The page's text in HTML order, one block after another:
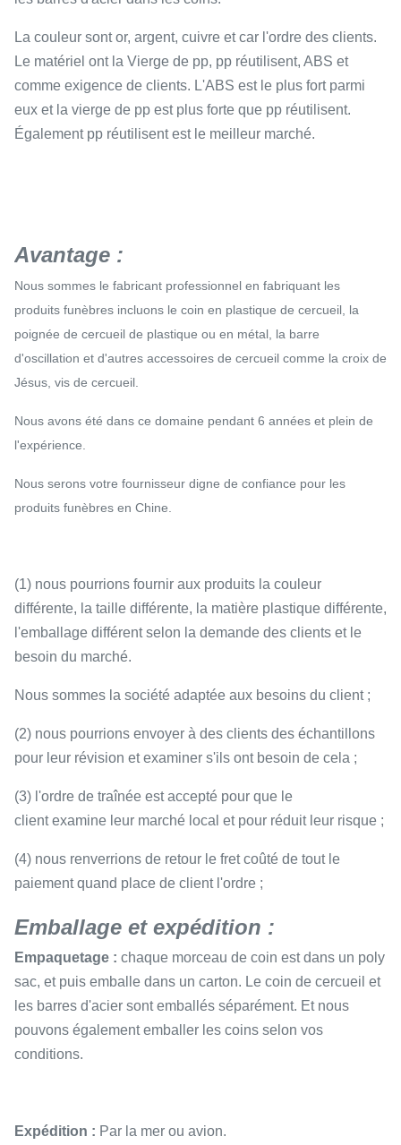
La couleur sont or, argent, cuivre et car l'ordre des clients.
Le matériel ont la Vierge de pp, pp réutilisent, ABS et
comme exigence de clients. L'ABS est le plus fort parmi
eux et la vierge de pp est plus forte que pp réutilisent.
Également pp réutilisent est le meilleur marché.
Avantage :
Nous sommes le fabricant professionnel en fabriquant les
produits funèbres incluons le coin en plastique de cercueil, la
poignée de cercueil de plastique ou en métal, la barre
d'oscillation et d'autres accessoires de cercueil comme la croix de
Jésus, vis de cercueil.
Nous avons été dans ce domaine pendant 6 années et plein de
l'expérience.
Nous serons votre fournisseur digne de confiance pour les
produits funèbres en Chine.
(1) nous pourrions fournir aux produits la couleur
différente, la taille différente, la matière plastique différente,
l'emballage différent selon la demande des clients et le
besoin du marché.
Nous sommes la société adaptée aux besoins du client ;
(2) nous pourrions envoyer à des clients des échantillons
pour leur révision et examiner s'ils ont besoin de cela ;
(3) l'ordre de traînée est accepté pour que le
client examine leur marché local et pour réduit leur risque ;
(4) nous renverrions de retour le fret coûté de tout le
paiement quand place de client l'ordre ;
Emballage et expédition :
Empaquetage : chaque morceau de coin est dans un poly
sac, et puis emballe dans un carton. Le coin de cercueil et
les barres d'acier sont emballés séparément. Et nous
pouvons également emballer les coins selon vos
conditions.
Expédition : Par la mer ou avion.